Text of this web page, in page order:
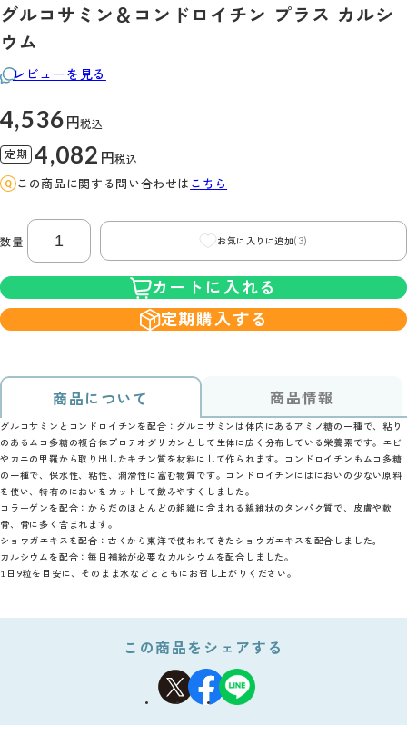
グルコサミン＆コンドロイチン プラス カルシ
ウム
レビューを見る
4,536 円税込
定期 4,082 円税込
この商品に関する問い合わせは こちら
数量 お気に入りに追加(3)
カートに入れる
定期購入する
商品について 商品情報
グルコサミンとコンドロイチンを配合：グルコサミンは体内にあるアミノ糖の一種で、粘り
のあるムコ多糖の複合体プロテオグリカンとして生体に広く分布している栄養素です。エビ
やカニの甲羅から取り出したキチン質を材料にして作られます。コンドロイチンもムコ多糖
の一種で、保水性、粘性、潤滑性に富む物質です。コンドロイチンにはにおいの少ない原料
を使い、特有のにおいをカットして飲みやすくしました。
コラーゲンを配合：からだのほとんどの組織に含まれる線維状のタンパク質で、皮膚や軟
骨、骨に多く含まれます。
ショウガエキスを配合：古くから東洋で使われてきたショウガエキスを配合しました｡
カルシウムを配合：毎日補給が必要なカルシウムを配合しました。
1日9粒を目安に、そのまま水などとともにお召し上がりください。
この商品をシェアする